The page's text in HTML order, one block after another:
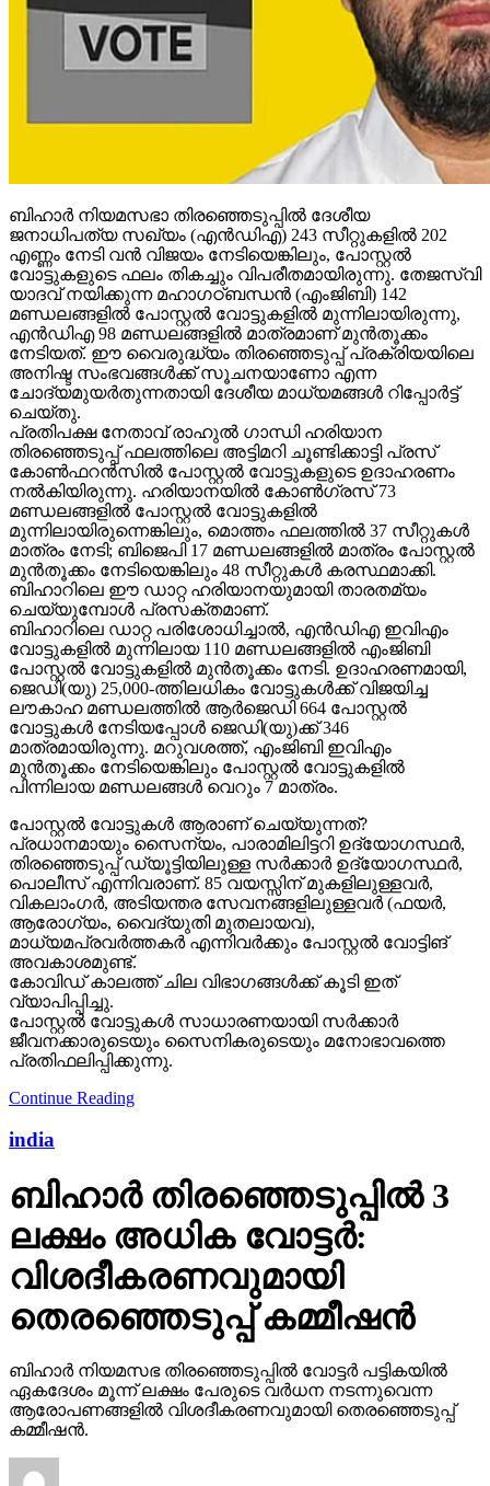
ബിഹാര്‍ നിയമസഭാ തിരഞ്ഞെടുപ്പില്‍ ദേശീയ
ജനാധിപത്യ സഖ്യം (എന്‍ഡിഎ) 243 സീറ്റുകളില്‍ 202
എണ്ണം നേടി വന്‍ വിജയം നേടിയെങ്കിലും, പോസ്റ്റല്‍
വോട്ടുകളുടെ ഫലം തികച്ചും വിപരീതമായിരുന്നു. തേജസ്വി
യാദവ് നയിക്കുന്ന മഹാഗഠ്ബന്ധന്‍ (എംജിബി) 142
മണ്ഡലങ്ങളില്‍ പോസ്റ്റല്‍ വോട്ടുകളില്‍ മുന്നിലായിരുന്നു,
എന്‍ഡിഎ 98 മണ്ഡലങ്ങളില്‍ മാത്രമാണ് മുന്‍തൂക്കം
നേടിയത്. ഈ വൈരുദ്ധ്യം തിരഞ്ഞെടുപ്പ് പ്രക്രിയയിലെ
അനിഷ്ട സംഭവങ്ങള്‍ക്ക് സൂചനയാണോ എന്ന
ചോദ്യമുയര്‍തുന്നതായി ദേശീയ മാധ്യമങ്ങള്‍ റിപ്പോര്‍ട്ട്
ചെയ്തു.
പ്രതിപക്ഷ നേതാവ് രാഹുല്‍ ഗാന്ധി ഹരിയാന
തിരഞ്ഞെടുപ്പ് ഫലത്തിലെ അട്ടിമറി ചൂണ്ടിക്കാട്ടി പ്രസ്
കോണ്‍ഫറന്‍സില്‍ പോസ്റ്റല്‍ വോട്ടുകളുടെ ഉദാഹരണം
നല്‍കിയിരുന്നു. ഹരിയാനയില്‍ കോണ്‍ഗ്രസ് 73
മണ്ഡലങ്ങളില്‍ പോസ്റ്റല്‍ വോട്ടുകളില്‍
മുന്നിലായിരുന്നെങ്കിലും, മൊത്തം ഫലത്തില്‍ 37 സീറ്റുകള്‍
മാത്രം നേടി; ബിജെപി 17 മണ്ഡലങ്ങളില്‍ മാത്രം പോസ്റ്റല്‍
മുന്‍തൂക്കം നേടിയെങ്കിലും 48 സീറ്റുകള്‍ കരസ്ഥമാക്കി.
ബിഹാറിലെ ഈ ഡാറ്റ ഹരിയാനയുമായി താരതമ്യം
ചെയ്യുമ്പോള്‍ പ്രസക്തമാണ്.
ബിഹാറിലെ ഡാറ്റ പരിശോധിച്ചാല്‍, എന്‍ഡിഎ ഇവിഎം
വോട്ടുകളില്‍ മുന്നിലായ 110 മണ്ഡലങ്ങളില്‍ എംജിബി
പോസ്റ്റല്‍ വോട്ടുകളില്‍ മുന്‍തൂക്കം നേടി. ഉദാഹരണമായി,
ജെഡി(യു) 25,000-ത്തിലധികം വോട്ടുകള്‍ക്ക് വിജയിച്ച
ലൗകാഹ മണ്ഡലത്തില്‍ ആര്‍ജെഡി 664 പോസ്റ്റല്‍
വോട്ടുകള്‍ നേടിയപ്പോള്‍ ജെഡി(യു)ക്ക് 346
മാത്രമായിരുന്നു. മറുവശത്ത്, എംജിബി ഇവിഎം
മുന്‍തൂക്കം നേടിയെങ്കിലും പോസ്റ്റല്‍ വോട്ടുകളില്‍
പിന്നിലായ മണ്ഡലങ്ങള്‍ വെറും 7 മാത്രം.
പോസ്റ്റല്‍ വോട്ടുകള്‍ ആരാണ് ചെയ്യുന്നത്?
പ്രധാനമായും സൈന്യം, പാരാമിലിട്ടറി ഉദ്യോഗസ്ഥര്‍,
തിരഞ്ഞെടുപ്പ് ഡ്യൂട്ടിയിലുള്ള സര്‍ക്കാര്‍ ഉദ്യോഗസ്ഥര്‍,
പൊലീസ് എന്നിവരാണ്. 85 വയസ്സിന് മുകളിലുള്ളവര്‍,
വികലാംഗര്‍, അടിയന്തര സേവനങ്ങളിലുള്ളവര്‍ (ഫയര്‍,
ആരോഗ്യം, വൈദ്യുതി മുതലായവ),
മാധ്യമപ്രവര്‍ത്തകര്‍ എന്നിവര്‍ക്കും പോസ്റ്റല്‍ വോട്ടിങ്
അവകാശമുണ്ട്.
കോവിഡ് കാലത്ത് ചില വിഭാഗങ്ങള്‍ക്ക് കൂടി ഇത്
വ്യാപിപ്പിച്ചു.
പോസ്റ്റല്‍ വോട്ടുകള്‍ സാധാരണയായി സര്‍ക്കാര്‍
ജീവനക്കാരുടെയും സൈനികരുടെയും മനോഭാവത്തെ
പ്രതിഫലിപ്പിക്കുന്നു.
Continue Reading
india
ബിഹാര്‍ തിരഞ്ഞെടുപ്പില്‍ 3
ലക്ഷം അധിക വോട്ടര്‍:
വിശദീകരണവുമായി
തെരഞ്ഞെടുപ്പ് കമ്മീഷന്‍
ബിഹാര്‍ നിയമസഭ തിരഞ്ഞെടുപ്പില്‍ വോട്ടര്‍ പട്ടികയില്‍
ഏകദേശം മൂന്ന് ലക്ഷം പേരുടെ വര്‍ധന നടന്നുവെന്ന
ആരോപണങ്ങളില്‍ വിശദീകരണവുമായി തെരഞ്ഞെടുപ്പ്
കമ്മീഷന്‍.